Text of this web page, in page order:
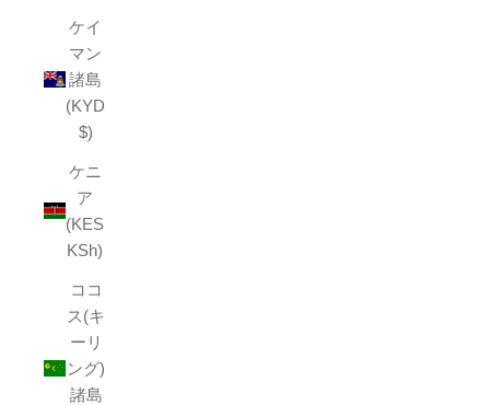
ケイ
マン
諸島
(KYD
$)
ケニ
ア
(KES
KSh)
ココ
ス(キ
ーリ
ング)
諸島